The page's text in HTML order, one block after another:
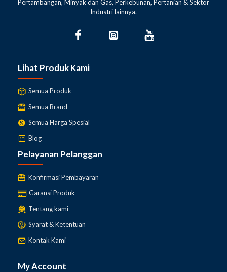
denganUnderground Metal Gold Detectordengan harga
kompetitif Tentunya, Gratis antar untuk Area Jakarta dan
dapat dikirim keseluruh Indonesia, Jika membutuhkan
penawaran harga hubungi sales kami E-mail :
Pertambangan, Minyak dan Gas, Perkebunan, Pertanian & Sektor
Industri lainnya.
Lihat Produk Kami
Semua Produk
Semua Brand
Semua Harga Spesial
Blog
Pelayanan Pelanggan
Konfirmasi Pembayaran
Garansi Produk
Tentang kami
Syarat & Ketentuan
Kontak Kami
My Account